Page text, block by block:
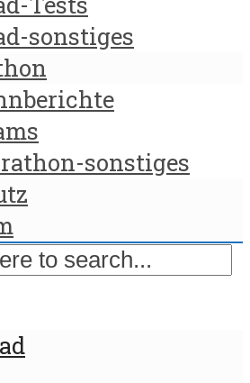
sonstiges
sonstiges